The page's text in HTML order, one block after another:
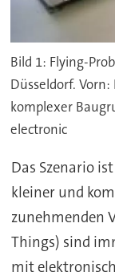
Bild 1: Flying-
Düsseldorf. Vorn:
komplexer
electronic
Das Szenario
kleiner und
zunehmenden
Things) sind
mit